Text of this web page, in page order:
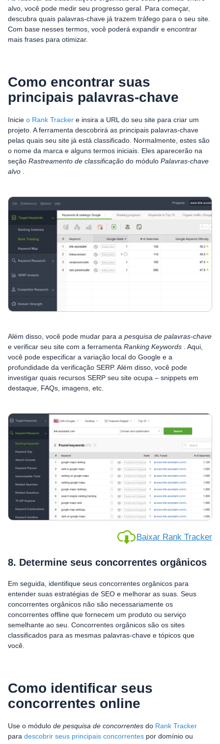
alvo, você pode medir seu progresso geral. Para começar,
descubra quais palavras-chave já trazem tráfego para o seu site.
Com base nesses termos, você poderá expandir e encontrar
mais frases para otimizar.
Como encontrar suas
principais palavras-chave
Inicie o Rank Tracker e insira a URL do seu site para criar um
projeto. A ferramenta descobrirá as principais palavras-chave
pelas quais seu site já está classificado. Normalmente, estes são
o nome da marca e alguns termos iniciais. Eles aparecerão na
seção Rastreamento de classificação do módulo Palavras-chave
alvo
Além disso, você pode mudar para a pesquisa de palavras-chave
e verificar seu site com a ferramenta Ranking Keywords . Aqui,
você pode especificar a variação local do Google e a
profundidade da verificação SERP. Além disso, você pode
investigar quais recursos SERP seu site ocupa – snippets em
destaque, FAQs, imagens, etc.
Baixar Rank Tracker
8. Determine seus concorrentes orgânicos
Em seguida, identifique seus concorrentes orgânicos para
entender suas estratégias de SEO e melhorar as suas. Seus
concorrentes orgânicos não são necessariamente os
concorrentes offline que fornecem um produto ou serviço
semelhante ao seu. Concorrentes orgânicos são os sites
classificados para as mesmas palavras-chave e tópicos que
você.
Como identificar seus
concorrentes online
Use o módulo de pesquisa de concorrentes do Rank Tracker
para descobrir seus principais concorrentes por domínio ou